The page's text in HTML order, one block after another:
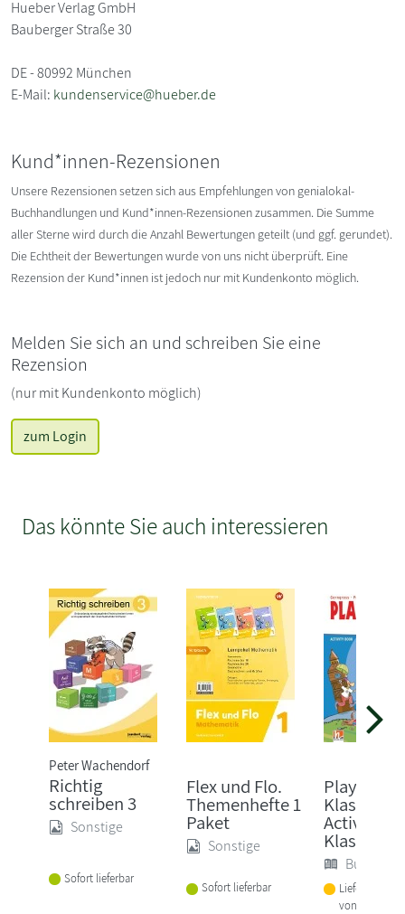
Hueber Verlag GmbH
Bauberger Straße 30
DE - 80992 München
E-Mail: kundenservice@hueber.de
Kund*innen-Rezensionen
Unsere Rezensionen setzen sich aus Empfehlungen von genialokal-
Buchhandlungen und Kund*innen-Rezensionen zusammen. Die Summe
aller Sterne wird durch die Anzahl Bewertungen geteilt (und ggf. gerundet).
Die Echtheit der Bewertungen wurde von uns nicht überprüft. Eine
Rezension der Kund*innen ist jedoch nur mit Kundenkonto möglich.
Melden Sie sich an und schreiben Sie eine
Rezension
(nur mit Kundenkonto möglich)
zum Login
Das könnte Sie auch interessieren
Peter Wachendorf
Richtig
schreiben 3
Sonstige
Sofort lieferbar
Flex und Flo.
Themenhefte 1
Paket
Sonstige
Sofort lieferbar
Playway
Klasse 3.
Activity
Klasse 4
Buch
Lieferbar
von 1-2